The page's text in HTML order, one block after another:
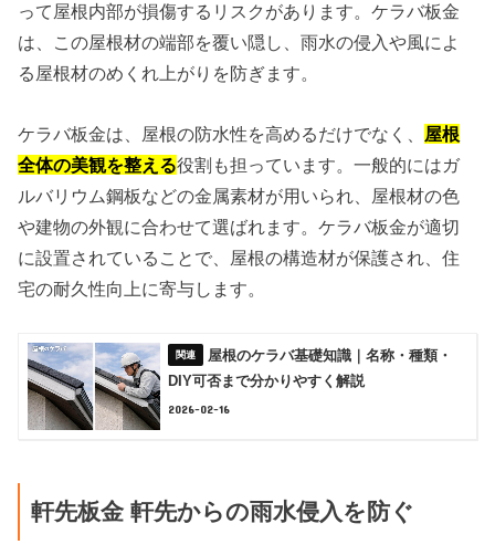
って屋根内部が損傷するリスクがあります。ケラバ板金
は、この屋根材の端部を覆い隠し、雨水の侵入や風によ
る屋根材のめくれ上がりを防ぎます。
ケラバ板金は、屋根の防水性を高めるだけでなく、 屋根
全体の美観を整える役割も担っています。一般的にはガ
ルバリウム鋼板などの金属素材が用いられ、屋根材の色
や建物の外観に合わせて選ばれます。ケラバ板金が適切
に設置されていることで、屋根の構造材が保護され、住
宅の耐久性向上に寄与します。
屋根のケラバ基礎知識｜名称・種類・
DIY可否まで分かりやすく解説
2026-02-16
軒先板金 軒先からの雨水侵入を防ぐ